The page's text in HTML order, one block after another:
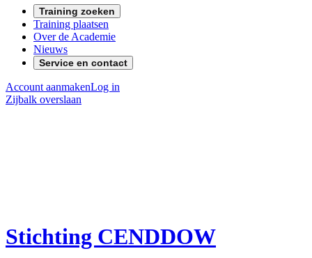
Training zoeken
Training plaatsen
Over de Academie
Nieuws
Service en contact
Account aanmakenLog in
Zijbalk overslaan
Stichting CENDDOW